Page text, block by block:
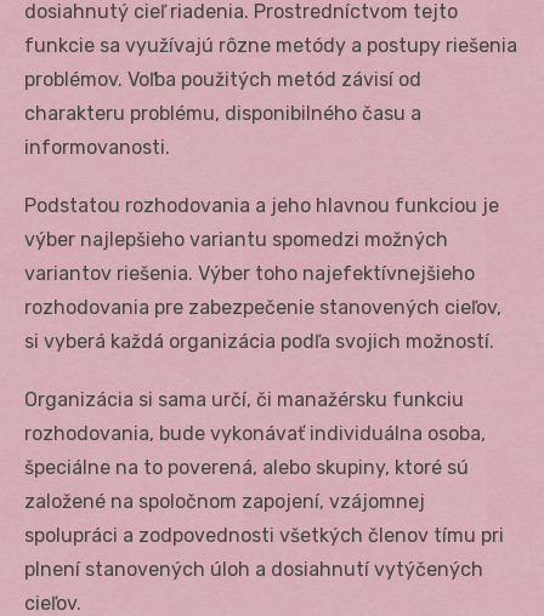
dosiahnutý cieľ riadenia. Prostredníctvom tejto
funkcie sa využívajú rôzne metódy a postupy riešenia
problémov. Voľba použitých metód závisí od
charakteru problému, disponibilného času a
informovanosti.
Podstatou rozhodovania a jeho hlavnou funkciou je
výber najlepšieho variantu spomedzi možných
variantov riešenia. Výber toho najefektívnejšieho
rozhodovania pre zabezpečenie stanovených cieľov,
si vyberá každá organizácia podľa svojich možností.
Organizácia si sama určí, či manažérsku funkciu
rozhodovania, bude vykonávať individuálna osoba,
špeciálne na to poverená, alebo skupiny, ktoré sú
založené na spoločnom zapojení, vzájomnej
spolupráci a zodpovednosti všetkých členov tímu pri
plnení stanovených úloh a dosiahnutí vytýčených
cieľov.